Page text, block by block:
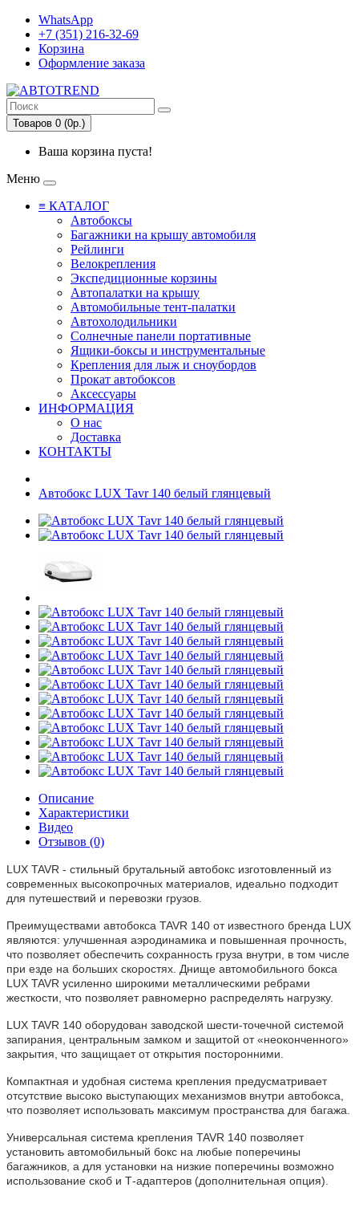
WhatsApp
+7 (351) 216-32-69
Корзина
Оформление заказа
Товаров 0 (0р.)
Ваша корзина пуста!
Меню
≡ КАТАЛОГ
Автобоксы
Багажники на крышу автомобиля
Рейлинги
Велокрепления
Экспедиционные корзины
Автопалатки на крышу
Автомобильные тент-палатки
Автохолодильники
Солнечные панели портативные
Ящики-боксы и инструментальные
Крепления для лыж и сноубордов
Прокат автобоксов
Аксессуары
ИНФОРМАЦИЯ
О нас
Доставка
КОНТАКТЫ
Автобокс LUX Tavr 140 белый глянцевый
Описание
Характеристики
Видео
Отзывов (0)
LUX TAVR - стильный брутальный автобокс изготовленный из
современных высокопрочных материалов, идеально подходит
для путешествий и перевозки грузов.
Преимуществами автобокса TAVR 140 от известного бренда LUX
являются: улучшенная аэродинамика и повышенная прочность,
что позволяет обеспечить сохранность груза внутри, в том числе
при езде на больших скоростях. Днище автомобильного бокса
LUX TAVR усиленно широкими металлическими ребрами
жесткости, что позволяет равномерно распределять нагрузку.
LUX TAVR 140 оборудован заводской шести-точечной системой
запирания, центральным замком и защитой от «неоконченного»
закрытия, что защищает от открытия посторонними.
Компактная и удобная система крепления предусматривает
отсутствие высоко выступающих механизмов внутри автобокса,
что позволяет использовать максимум пространства для багажа.
Универсальная система крепления TAVR 140 позволяет
установить автомобильный бокс на любые поперечины
багажников, а для установки на низкие поперечины возможно
использование скоб и Т-адаптеров (дополнительная опция).